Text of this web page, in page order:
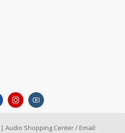
Shopping Center / Email: